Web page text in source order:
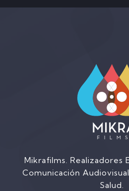
Mikrafilms. Realizadores
Comunicación
Salud.